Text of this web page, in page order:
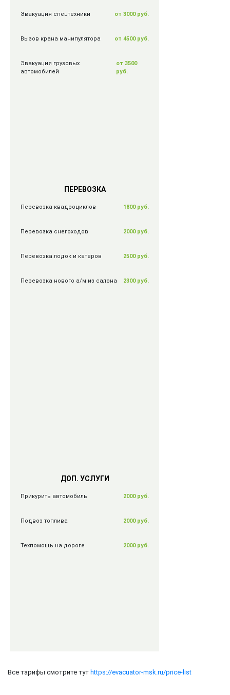
Эвакуация спецтехники от 3000 руб.
Вызов крана манипулятора от 4500 руб.
Эвакуация грузовых
автомобилей
от 3500
руб.
ПЕРЕВОЗКА
Перевозка квадроциклов 1800 руб.
Перевозка снегоходов 2000 руб.
Перевозка лодок и катеров 2500 руб.
Перевозка нового а/м из салона 2300 руб.
ДОП. УСЛУГИ
Прикурить автомобиль 2000 руб.
Подвоз топлива 2000 руб.
Техпомощь на дороге 2000 руб.
Все тарифы смотрите тут https://evacuator-msk.ru/price-list